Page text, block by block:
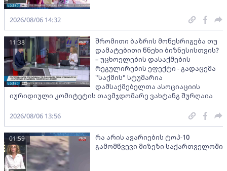
2026/08/06 14:32
შრომითი ბაზრის მოწესრიგება თუ
დამატებითი წნეხი ბიზნესისთვის?
– უცხოელების დასაქმების
რეგულირების ეფექტი - გადაცემა
"საქმის" სტუმარია
დამსაქმებელთა ასოციაციის
იურიდიული კომიტეტის თავმჯდომარე ვახტანგ შურღაია
11:38
2026/08/06 13:56
რა არის ავარიების ტოპ-10
გამომწვევი მიზეზი საქართველოში
01:59